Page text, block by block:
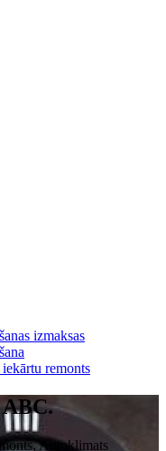
izmaksas
remonts
Autoklimats